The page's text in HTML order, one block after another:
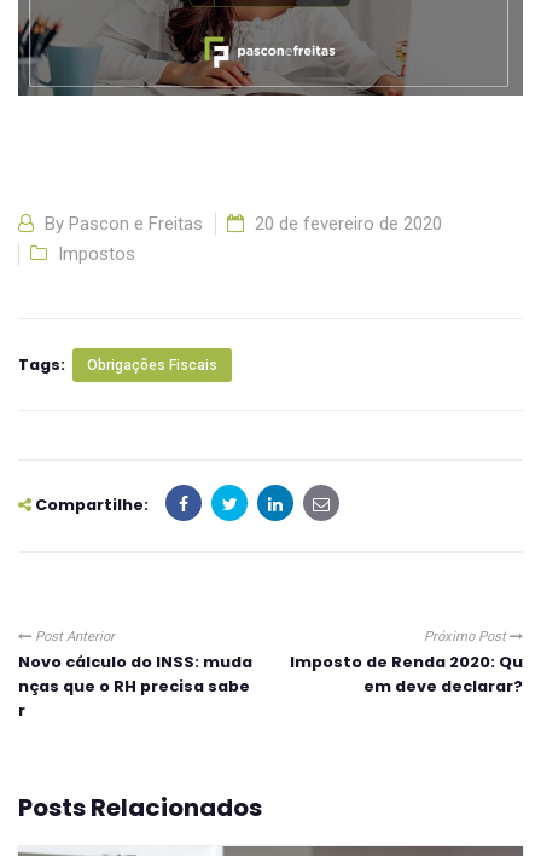
By Pascon e Freitas
20 de fevereiro de 2020
Impostos
Tags: Obrigações Fiscais
Compartilhe:
Post Anterior
Novo cálculo do INSS: muda
nças que o RH precisa sabe
r
Próximo Post
Imposto de Renda 2020: Qu
em deve declarar?
Posts Relacionados